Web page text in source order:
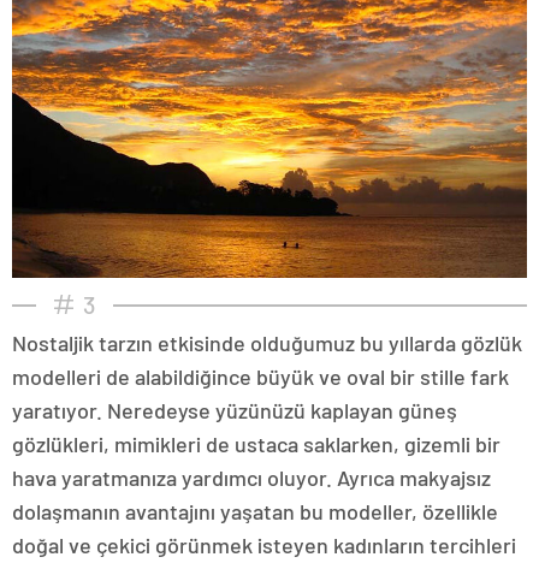
3
Nostaljik tarzın etkisinde olduğumuz bu yıllarda gözlük
modelleri de alabildiğince büyük ve oval bir stille fark
yaratıyor. Neredeyse yüzünüzü kaplayan güneş
gözlükleri, mimikleri de ustaca saklarken, gizemli bir
hava yaratmanıza yardımcı oluyor. Ayrıca makyajsız
dolaşmanın avantajını yaşatan bu modeller, özellikle
doğal ve çekici görünmek isteyen kadınların tercihleri